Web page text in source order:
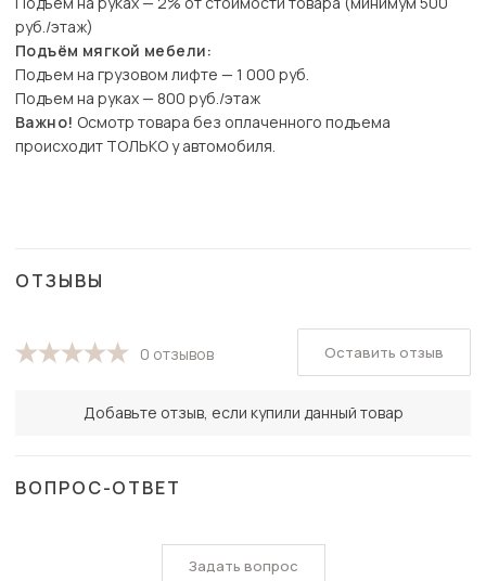
руб./этаж)
Подъём мягкой мебели:
Подъем на грузовом лифте — 1 000 руб.
Подъем на руках — 800 руб./этаж
Важно! Осмотр товара без оплаченного подъема
происходит ТОЛЬКО у автомобиля.
ОТЗЫВЫ
0 отзывов
Добавьте отзыв, если купили данный товар
Оставить отзыв
ВОПРОС-ОТВЕТ
Задать вопрос